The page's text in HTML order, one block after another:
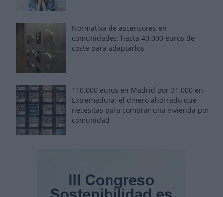
Normativa de ascensores en
comunidades: hasta 40.000 euros de
coste para adaptarlos
110.000 euros en Madrid por 31.000 en
Extremadura: el dinero ahorrado que
necesitas para comprar una vivienda por
comunidad